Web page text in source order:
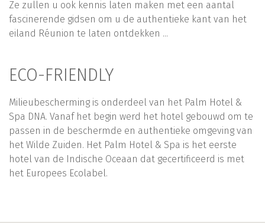
Ze zullen u ook kennis laten maken met een aantal
fascinerende gidsen om u de authentieke kant van het
eiland Réunion te laten ontdekken ...
ECO-FRIENDLY
Milieubescherming is onderdeel van het Palm Hotel &
Spa DNA. Vanaf het begin werd het hotel gebouwd om te
passen in de beschermde en authentieke omgeving van
het Wilde Zuiden. Het Palm Hotel & Spa is het eerste
hotel van de Indische Oceaan dat gecertificeerd is met
het Europees Ecolabel.